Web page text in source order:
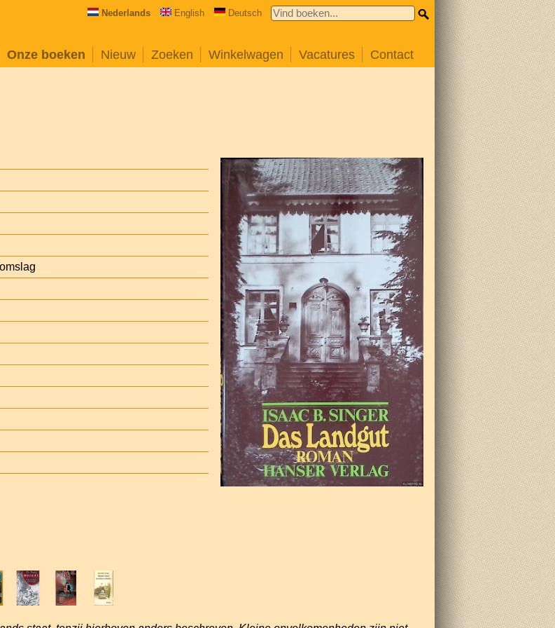
Nederlands English Deutsch
Onze boeken Nieuw Zoeken Winkelwagen Vacatures Contact